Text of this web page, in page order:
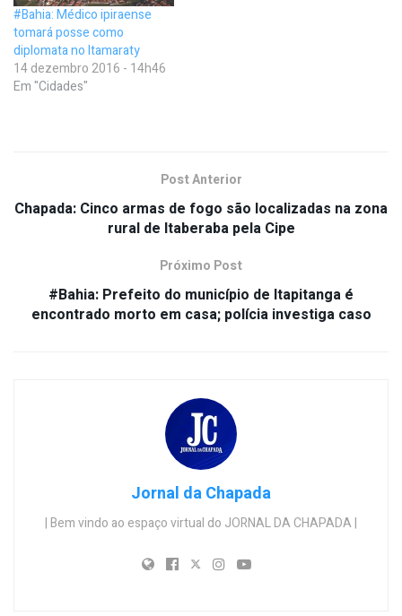
#Bahia: Médico ipiraense
tomará posse como
diplomata no Itamaraty
14 dezembro 2016 - 14h46
Em "Cidades"
Post Anterior
Chapada: Cinco armas de fogo são localizadas na zona
rural de Itaberaba pela Cipe
Próximo Post
#Bahia: Prefeito do município de Itapitanga é
encontrado morto em casa; polícia investiga caso
Jornal da Chapada
| Bem vindo ao espaço virtual do JORNAL DA CHAPADA |